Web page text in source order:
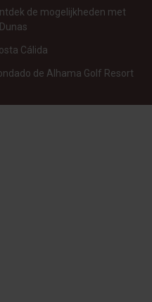
de mogelijkheden met
Cálida
de Alhama Golf Resort